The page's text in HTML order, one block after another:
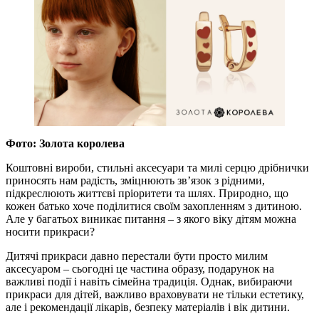
Фото: Золота королева
Коштовні вироби, стильні аксесуари та милі серцю дрібнички
приносять нам радість, зміцнюють зв’язок з рідними,
підкреслюють життєві пріоритети та шлях. Природно, що
кожен батько хоче поділитися своїм захопленням з дитиною.
Але у багатьох виникає питання – з якого віку дітям можна
носити прикраси?
Дитячі прикраси давно перестали бути просто милим
аксесуаром – сьогодні це частина образу, подарунок на
важливі події і навіть сімейна традиція. Однак, вибираючи
прикраси для дітей, важливо враховувати не тільки естетику,
але і рекомендації лікарів, безпеку матеріалів і вік дитини.